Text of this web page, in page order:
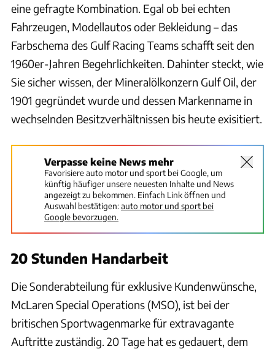
eine gefragte Kombination. Egal ob bei echten
Fahrzeugen, Modellautos oder Bekleidung – das
Farbschema des Gulf Racing Teams schafft seit den
1960er-Jahren Begehrlichkeiten. Dahinter steckt, wie
Sie sicher wissen, der Mineralölkonzern Gulf Oil, der
1901 gegründet wurde und dessen Markenname in
wechselnden Besitzverhältnissen bis heute exisitiert.
Verpasse keine News mehr
Favorisiere auto motor und sport bei Google, um
künftig häufiger unsere neuesten Inhalte und News
angezeigt zu bekommen. Einfach Link öffnen und
Auswahl bestätigen:auto motor und sport bei
Google bevorzugen.
20 Stunden Handarbeit
Die Sonderabteilung für exklusive Kundenwünsche,
McLaren Special Operations (MSO), ist bei der
britischen Sportwagenmarke für extravagante
Auftritte zuständig. 20 Tage hat es gedauert, dem